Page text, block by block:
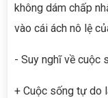
không dám chấp
vào cái ách nô lệ
- Suy nghĩ về cuộc
+ Cuộc sống tự do